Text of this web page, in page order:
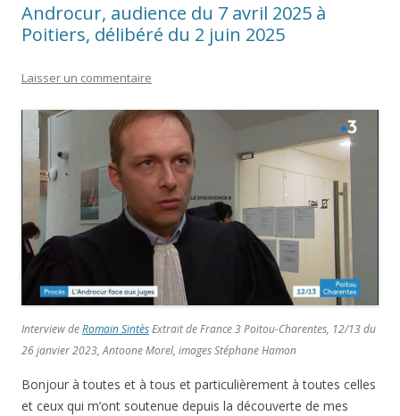
Androcur, audience du 7 avril 2025 à
Poitiers, délibéré du 2 juin 2025
Laisser un commentaire
Interview deRomain SintèsExtrait de France 3 Poitou-Charentes, 12/13 du
26 janvier 2023, Antoone Morel, images Stéphane Hamon
Bonjour à toutes et à tous et particulièrement à toutes celles
et ceux qui m’ont soutenue depuis la découverte de mes